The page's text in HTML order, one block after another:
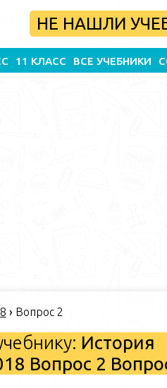
НЕ НАШЛИ
11 КЛАСС ВСЕ УЧЕБНИКИ
› Вопрос 2
История
Вопрос 2